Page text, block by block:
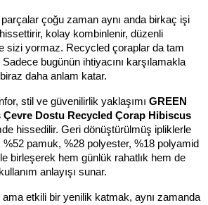
çoğu zaman aynı anda birkaç işi
kolay kombinlenir, düzenli
sizi yormaz. Recycled çoraplar da tam
bugünün ihtiyacını karşılamakla
daha anlam katar.
stil ve güvenilirlik yaklaşımı GREEN
hissedilir. Geri dönüştürülmüş ipliklerle
%52 pamuk, %28 polyester, %18 polyamid
birleşerek hem günlük rahatlık hem de
anlayışı sunar.
etkili bir yenilik katmak, aynı zamanda